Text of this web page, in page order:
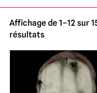
Affichage de 1–12 sur
résultats